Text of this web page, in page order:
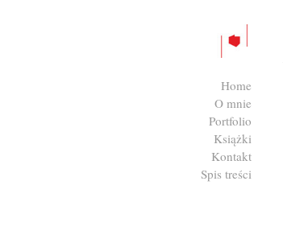
Home
O mnie
Portfolio
Książki
Kontakt
Spis treści